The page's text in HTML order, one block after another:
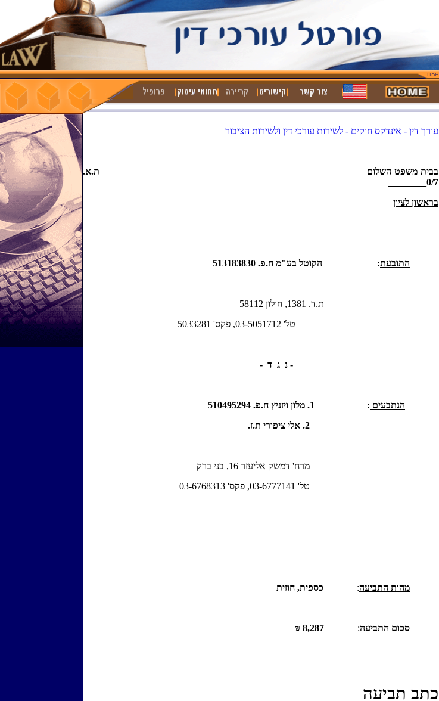
עורך דין - אינדקס חוקים - לשירות עורכי דין ולשירות הציבור
בבית משפט השלום ת.א.
0/7________
בראשון לציון
התובעת: הקוטל בע"מ ח.פ. 513183830
ת.ד. 1381, חולון 58112
טל' 03-5051712, פקס' 5033281
- נ ג ד -
הנתבעים : 1. מלון ויזניץ ח.פ. 510495294
מרח' דמשק אליעזר 16, בני ברק
טל' 03-6777141, פקס' 03-6768313
מהות התביעה: כספית, חוזית
סכום התביעה:
8,287 ₪
כתב תביעה